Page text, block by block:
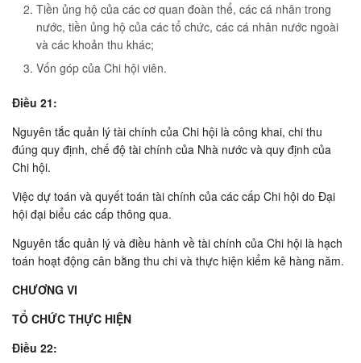
Tiền ủng hộ của các cơ quan đoàn thể, các cá nhân trong
nước, tiền ủng hộ của các tổ chức, các cá nhân nước ngoài
và các khoản thu khác;
Vốn góp của Chi hội viên.
Ðiều 21:
Nguyên tắc quản lý tài chính của Chi hội là công khai, chi thu
đúng quy định, chế độ tài chính của Nhà nước và quy định của
Chi hội.
Việc dự toán và quyết toán tài chính của các cấp Chi hội do Ðại
hội đại biểu các cấp thông qua.
Nguyên tắc quản lý và điều hành về tài chính của Chi hội là hạch
toán hoạt động cân bằng thu chi và thực hiện kiểm kê hàng năm.
CHƯƠNG VI
TỔ CHỨC THỰC HIỆN
Ðiều 22: